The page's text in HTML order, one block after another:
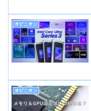
オピニオン
オピニオン